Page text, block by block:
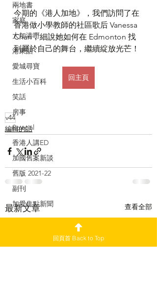
兩地書
家庭
大加港嘢
港東話
愛城尋寶
生活小百科
笑話
房事
Special
香港人講ED
加國舊案新談
舊版 2021-22
副刊
加愛焦點新聞
今期的《港人加地》，我們訪問了在
香港做小學教師的社區歌后 Vanessa
Chan，細說她如何在 Edmonton 找
到屬於自己的舞台，繼續綻放光芒！
回主頁
v44
編輯的話
最新文章 查看全部
回頁首 Back to Top